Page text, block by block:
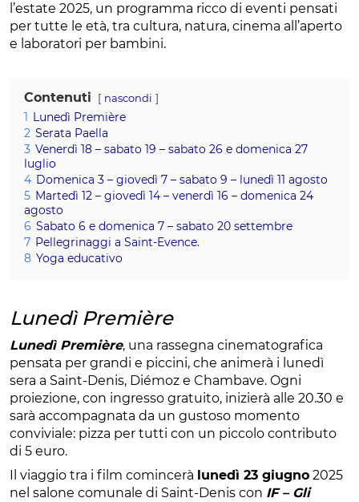
l’estate 2025, un programma ricco di eventi pensati
per tutte le età, tra cultura, natura, cinema all’aperto
e laboratori per bambini.
Contenuti nascondi
1 Lunedì Première
2 Serata Paella
3 Venerdì 18 – sabato 19 – sabato 26 e domenica 27
luglio
4 Domenica 3 – giovedì 7 – sabato 9 – lunedì 11 agosto
5 Martedì 12 – giovedì 14 – venerdì 16 – domenica 24
agosto
6 Sabato 6 e domenica 7 – sabato 20 settembre
7 Pellegrinaggi a Saint-Evence.
8 Yoga educativo
Lunedì Première
Lunedì Première, una rassegna cinematografica
pensata per grandi e piccini, che animerà i lunedì
sera a Saint-Denis, Diémoz e Chambave. Ogni
proiezione, con ingresso gratuito, inizierà alle 20.30 e
sarà accompagnata da un gustoso momento
conviviale: pizza per tutti con un piccolo contributo
di 5 euro.
Il viaggio tra i film comincerà lunedì 23 giugno 2025
nel salone comunale di Saint-Denis con IF – Gli